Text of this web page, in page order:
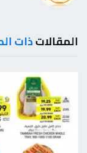
المقالاتذات